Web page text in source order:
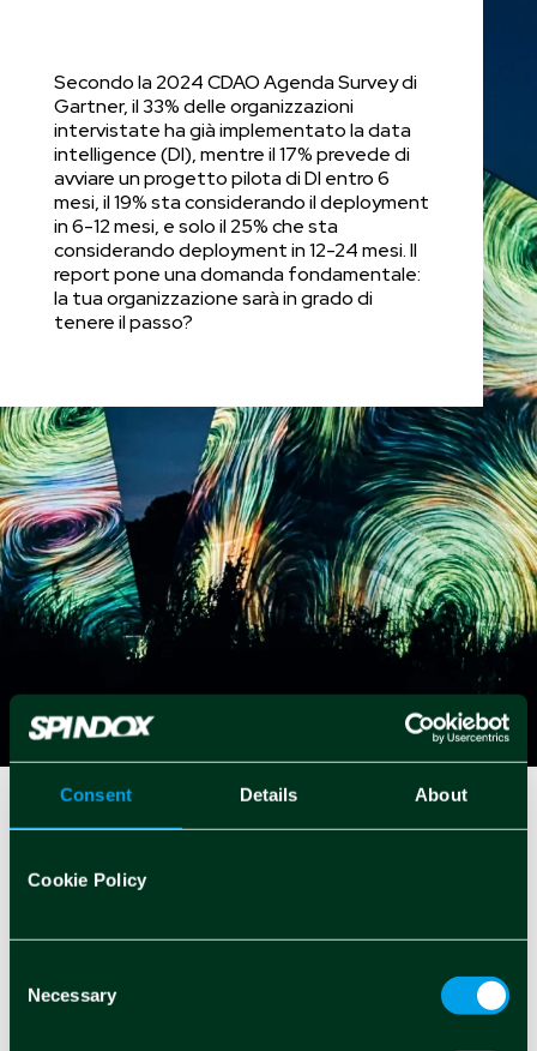
Consent Details About
Cookie Policy
Selection
Necessary
Secondo la 2024 CDAO Agenda Survey di
Gartner, il 33% delle organizzazioni
intervistate ha già implementato la data
intelligence (DI), mentre il 17% prevede di
avviare un progetto pilota di DI entro 6
mesi, il 19% sta considerando il deployment
in 6-12 mesi, e solo il 25% che sta
considerando deployment in 12-24 mesi. Il
report pone una domanda fondamentale:
la tua organizzazione sarà in grado di
tenere il passo?
Colma il divario tra
intuizione e scienza.
Scopri le nostre soluzioni di Decision
Intelligence personalizzate per industry.